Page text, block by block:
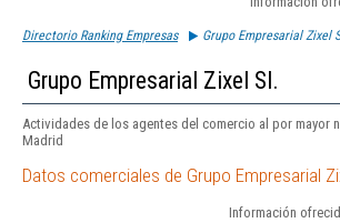
Directorio Ranking Empresas Grupo Empresarial Zixel
Grupo Empresarial Zixel Sl.
Actividades de los agentes del comercio al por mayor
Madrid
Datos comerciales de Grupo Empresarial
Información